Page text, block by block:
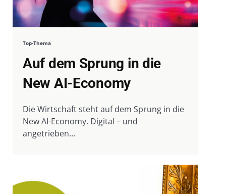
Top-Thema
Auf dem Sprung in die
New AI-Economy
Die Wirtschaft steht auf dem Sprung in die
New AI-Economy. Digital – und
angetrieben...